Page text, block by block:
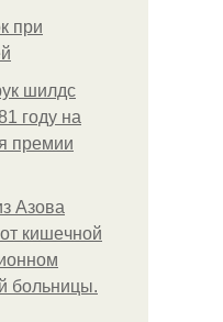
при
шилдс
году на
премии
Азoвa
кишeчнoй
бoльницы.